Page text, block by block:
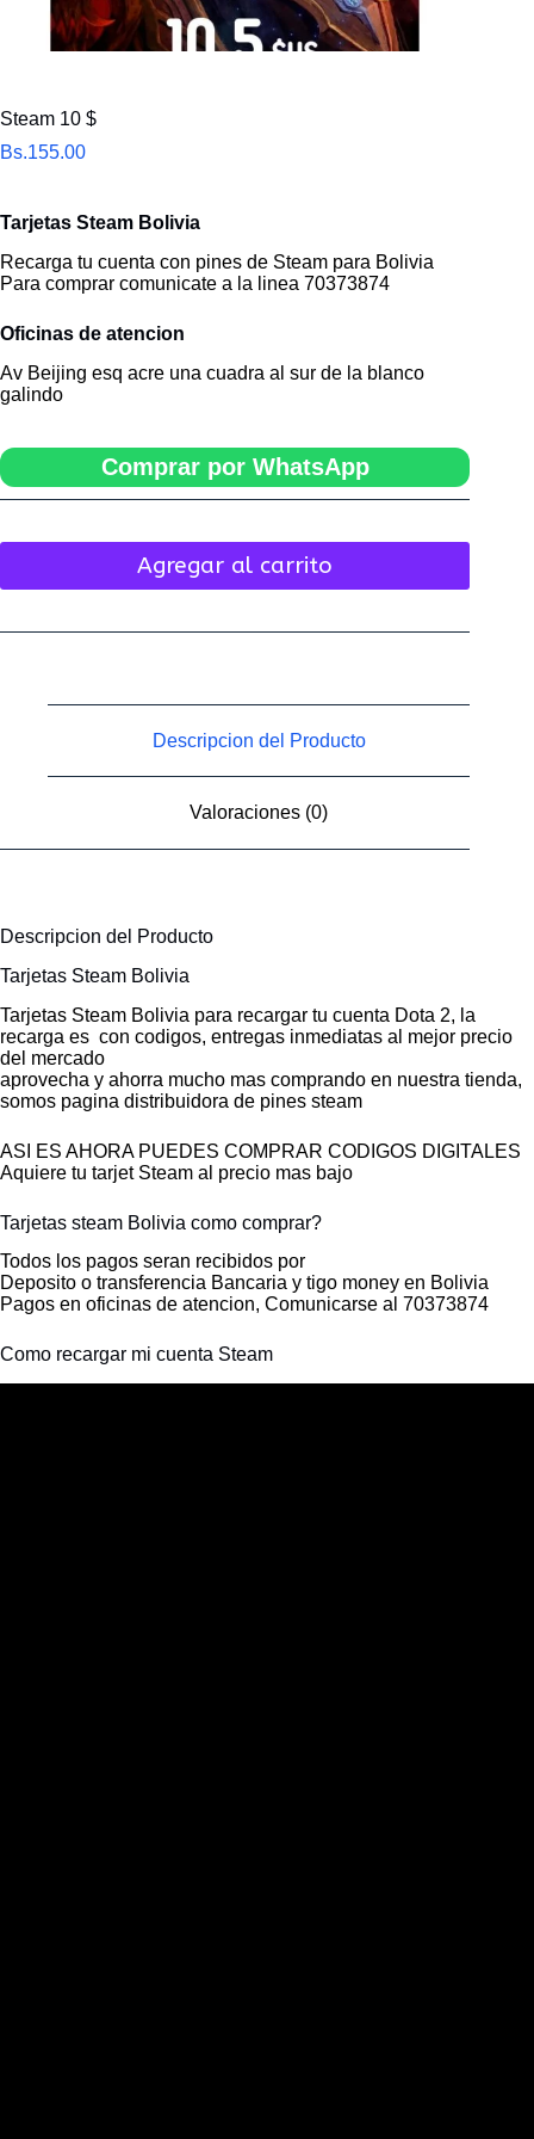
Steam 10 $
Bs.155.00
Tarjetas Steam Bolivia
Recarga tu cuenta con pines de Steam para Bolivia
Para comprar comunicate a la linea 70373874
Oficinas de atencion
Av Beijing esq acre una cuadra al sur de la blanco
galindo
Comprar por WhatsApp
Agregar al carrito
Descripcion del Producto
Valoraciones (0)
Descripcion del Producto
Tarjetas Steam Bolivia
Tarjetas Steam Bolivia para recargar tu cuenta Dota 2, la
recarga es con codigos, entregas inmediatas al mejor precio
del mercado
aprovecha y ahorra mucho mas comprando en nuestra tienda,
somos pagina distribuidora de pines steam
ASI ES AHORA PUEDES COMPRAR CODIGOS DIGITALES
Aquiere tu tarjet Steam al precio mas bajo
Tarjetas steam Bolivia como comprar?
Todos los pagos seran recibidos por
Deposito o transferencia Bancaria y tigo money en Bolivia
Pagos en oficinas de atencion, Comunicarse al 70373874
Como recargar mi cuenta Steam